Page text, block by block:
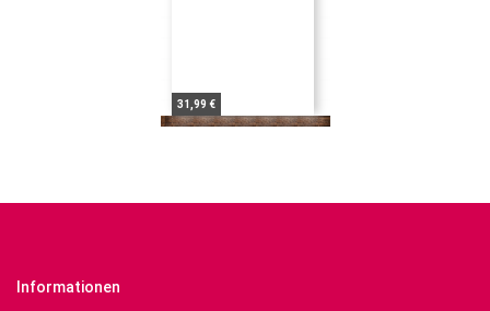
31,99 €
Informationen